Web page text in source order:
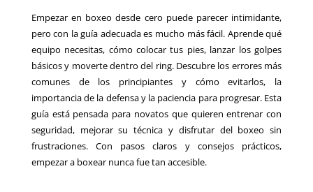
Empezar en boxeo desde cero puede parecer intimidante,
pero con la guía adecuada es mucho más fácil. Aprende qué
equipo necesitas, cómo colocar tus pies, lanzar los golpes
básicos y moverte dentro del ring. Descubre los errores más
comunes de los principiantes y cómo evitarlos, la
importancia de la defensa y la paciencia para progresar. Esta
guía está pensada para novatos que quieren entrenar con
seguridad, mejorar su técnica y disfrutar del boxeo sin
frustraciones. Con pasos claros y consejos prácticos,
empezar a boxear nunca fue tan accesible.